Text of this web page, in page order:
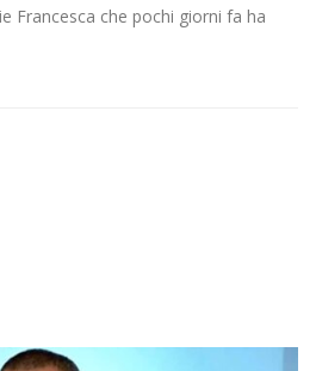
Francesca che pochi giorni fa ha